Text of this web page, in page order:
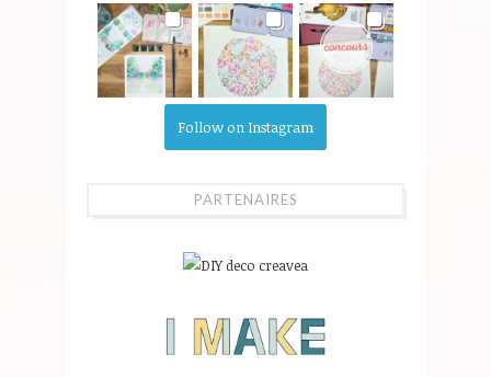
Follow on Instagram
PARTENAIRES